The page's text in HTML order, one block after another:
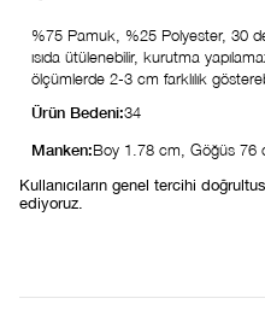
%75 Pamuk, %25 Polyester, 30
ısıda ütülenebilir, kurutma
ölçümlerde 2-3 cm farklılık
Ürün Bedeni:34
Manken:Boy 1.78 cm, Göğüs 76
Kullanıcıların genel tercihi
ediyoruz.